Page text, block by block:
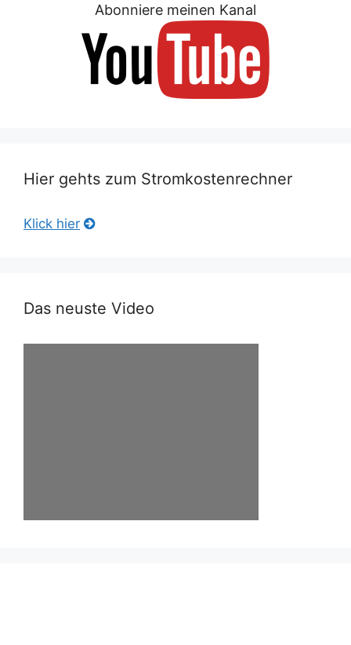
Abonniere meinen Kanal
Hier gehts zum Stromkostenrechner
Klick hier
Das neuste Video